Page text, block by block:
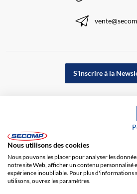
S'inscrire à la
Nous utilisons des cookies
Nous pouvons les placer pour analyser les
notre site Web, afficher un contenu personnalisé
expérience inoubliable. Pour plus d'informations
utilisons, ouvrez les paramètres.